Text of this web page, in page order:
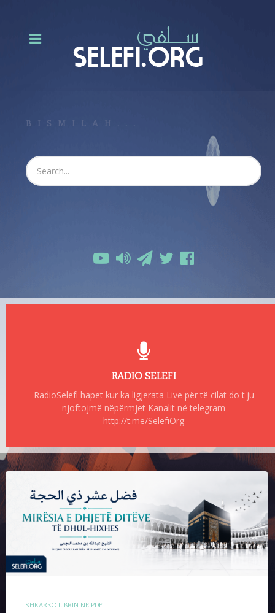
BISMILAH...
RADIO SELEFI
RadioSelefi hapet kur ka ligjerata Live për të cilat do t'ju
njoftojmë nëpërmjet Kanalit në telegram
http://t.me/SelefiOrg
SHKARKO LIBRIN NË PDF